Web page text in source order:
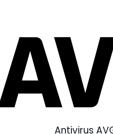
Antivirus